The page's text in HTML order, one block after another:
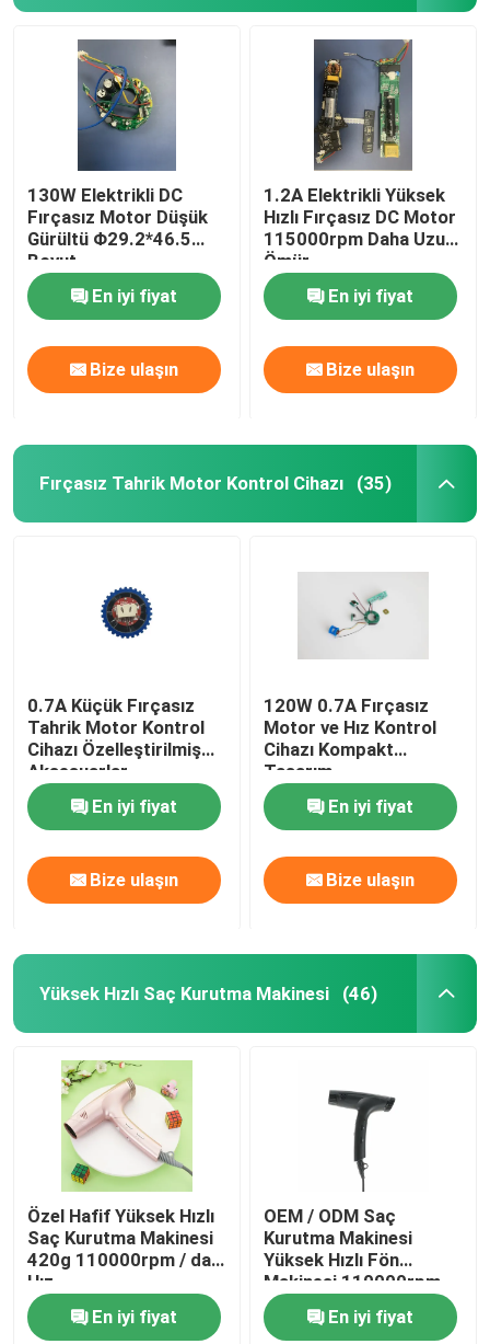
130W Elektrikli DC
Fırçasız Motor Düşük
Gürültü Φ29.2*46.5
Boyut
En iyi fiyat
Bize ulaşın
1.2A Elektrikli Yüksek
Hızlı Fırçasız DC Motor
115000rpm Daha Uzun
Ömür
En iyi fiyat
Bize ulaşın
Fırçasız Tahrik Motor Kontrol Cihazı (35)
0.7A Küçük Fırçasız
Tahrik Motor Kontrol
Cihazı Özelleştirilmiş
Aksesuarlar
En iyi fiyat
Bize ulaşın
120W 0.7A Fırçasız
Motor ve Hız Kontrol
Cihazı Kompakt
Tasarım
En iyi fiyat
Bize ulaşın
Yüksek Hızlı Saç Kurutma Makinesi (46)
Özel Hafif Yüksek Hızlı
Saç Kurutma Makinesi
420g 110000rpm / dak
Hız
En iyi fiyat
OEM / ODM Saç
Kurutma Makinesi
Yüksek Hızlı Fön
Makinesi 110000rpm
Fırçasız Motor
En iyi fiyat